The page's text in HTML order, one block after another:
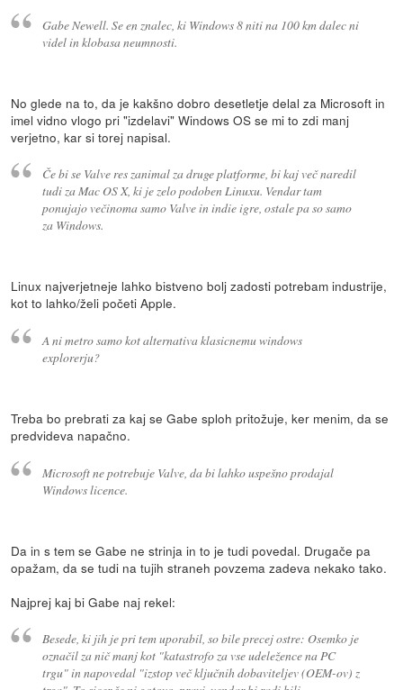
Gabe Newell. Se en znalec, ki Windows 8 niti na 100 km dalec ni
videl in klobasa neumnosti.
No glede na to, da je kakšno dobro desetletje delal za Microsoft in
imel vidno vlogo pri "izdelavi" Windows OS se mi to zdi manj
verjetno, kar si torej napisal.
Če bi se Valve res zanimal za druge platforme, bi kaj več naredil
tudi za Mac OS X, ki je zelo podoben Linuxu. Vendar tam
ponujajo večinoma samo Valve in indie igre, ostale pa so samo
za Windows.
Linux najverjetneje lahko bistveno bolj zadosti potrebam industrije,
kot to lahko/želi početi Apple.
A ni metro samo kot alternativa klasicnemu windows
explorerju?
Treba bo prebrati za kaj se Gabe sploh pritožuje, ker menim, da se
predvideva napačno.
Microsoft ne potrebuje Valve, da bi lahko uspešno prodajal
Windows licence.
Da in s tem se Gabe ne strinja in to je tudi povedal. Drugače pa
opažam, da se tudi na tujih straneh povzema zadeva nekako tako.
Najprej kaj bi Gabe naj rekel:
Besede, ki jih je pri tem uporabil, so bile precej ostre: Osemko je
označil za nič manj kot "katastrofo za vse udeležence na PC
trgu" in napovedal "izstop več ključnih dobaviteljev (OEM-ov) z